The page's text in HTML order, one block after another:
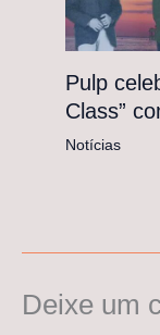
Pulp
Class”
Notícias
Deixe um